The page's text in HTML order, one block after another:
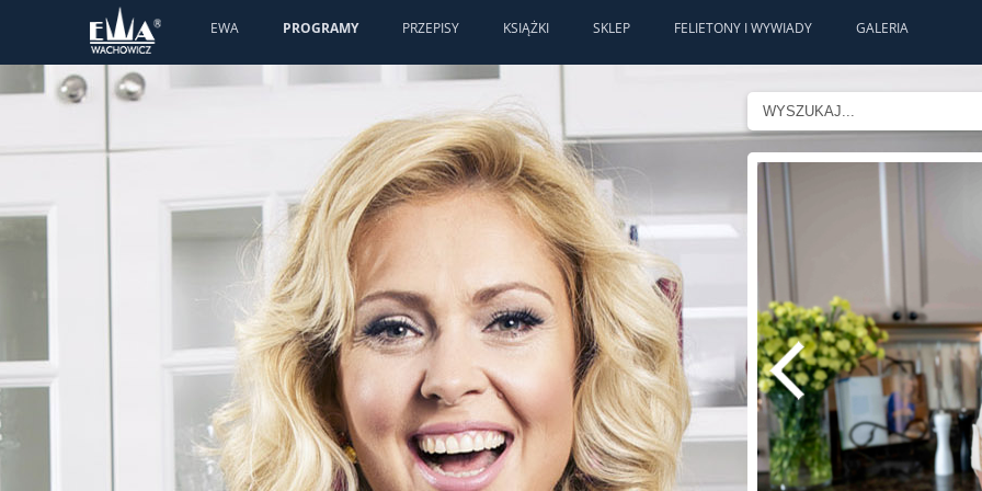
EWA PROGRAMY PRZEPISY KSIĄŻKI SKLEP FELIETONY I WYWIADY GALERIA